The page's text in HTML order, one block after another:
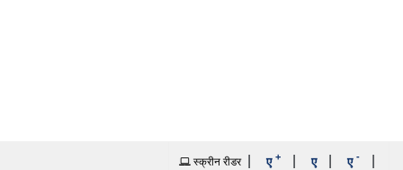
स्क्रीन रीडर ए + ए ए -